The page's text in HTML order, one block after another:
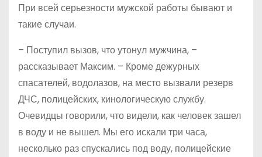
При всей серьезности мужской работы бывают и
такие случаи.
– Поступил вызов, что утонул мужчина, –
рассказывает Максим. – Кроме дежурных
спасателей, водолазов, на место вызвали резерв
ДЧС, полицейских, кинологическую службу.
Очевидцы говорили, что видели, как человек зашел
в воду и не вышел. Мы его искали три часа,
несколько раз спускались под воду, полицейские